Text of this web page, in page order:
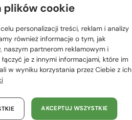
2-4 DNI
listy odpowiedni dla Ciebie kraj:
RO
/ HU
plików cookie
personalizacji treści, reklam i analizy
również informacje o tym, jak
naszym partnerom reklamowym i
je z innymi informacjami, które im
w wyniku korzystania przez Ciebie z ich
AKCEPTUJ WSZYSTKIE